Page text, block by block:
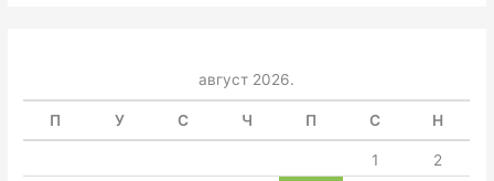
август 2026.
П У С Ч П С Н
1
2